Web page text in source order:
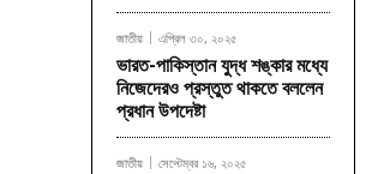
জাতীয় এপ্রিল ৩০, ২০২৫
ভারত-পাকিস্তান যুদ্ধ শঙ্কার মধ্যে
নিজেদেরও প্রস্তুত থাকতে বললেন
প্রধান উপদেষ্টা
জাতীয় সেপ্টেম্বর ১৬, ২০২৫